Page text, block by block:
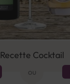
Recette Cocktail
ou